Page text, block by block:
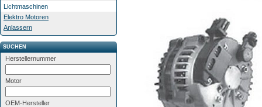
Lichtmaschinen
Elektro Motoren
Anlassern
SUCHEN
Herstellernummer
Motor
OEM-Hersteller